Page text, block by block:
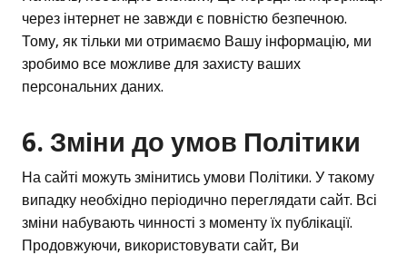
через інтернет не завжди є повністю безпечною.
Тому, як тільки ми отримаємо Вашу інформацію, ми
зробимо все можливе для захисту ваших
персональних даних.
6. Зміни до умов Політики
На сайті можуть змінитись умови Політики. У такому
випадку необхідно періодично переглядати сайт. Всі
зміни набувають чинності з моменту їх публікації.
Продовжуючи, використовувати сайт, Ви